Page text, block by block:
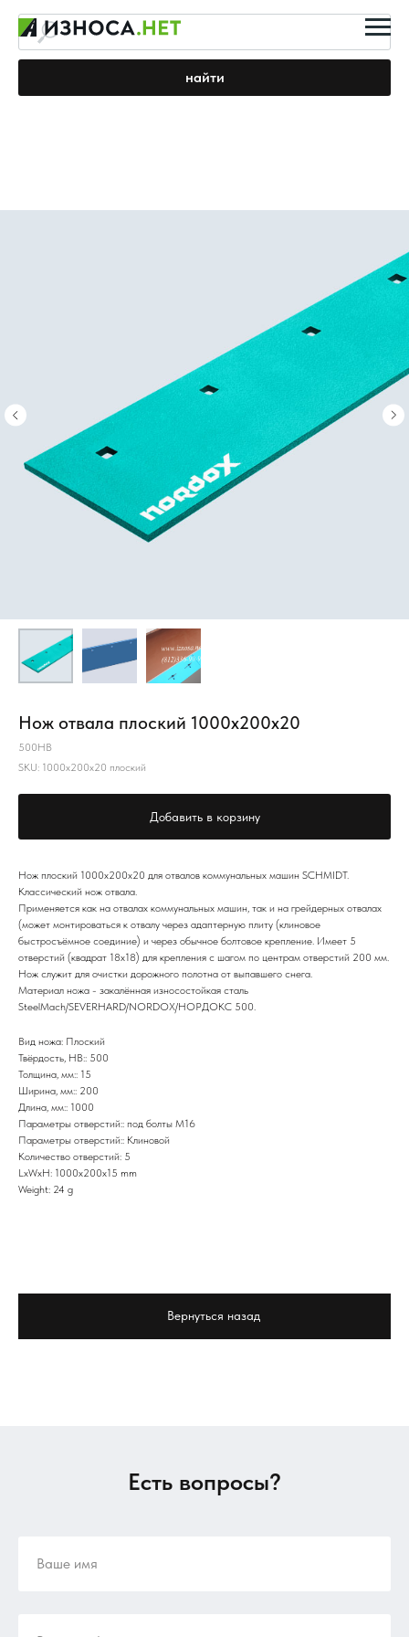
найти
Нож отвала плоский 1000х200х20
500HB
SKU: 1000х200х20 плоский
Добавить в корзину
Нож плоский 1000х200х20 для отвалов коммунальных машин SСHMIDT.
Классический нож отвала.
Применяется как на отвалах коммунальных машин, так и на грейдерных отвалах
(может монтироваться к отвалу через адаптерную плиту (клиновое
быстросъёмное соединие) и через обычное болтовое крепление. Имеет 5
отверстий (квадрат 18х18) для крепления с шагом по центрам отверстий 200 мм.
Нож служит для очистки дорожного полотна от выпавшего снега.
Материал ножа - закалённая износостойкая сталь
SteelMach/SEVERHARD/NORDOX/НОРДОКС 500.
Вид ножа: Плоский
Твёрдость, HB:: 500
Толщина, мм:: 15
Ширина, мм:: 200
Длина, мм:: 1000
Параметры отверстий:: под болты М16
Параметры отверстий:: Клиновой
Количество отверстий: 5
LxWxH: 1000x200x15 mm
Weight: 24 g
Вернуться назад
Есть вопросы?